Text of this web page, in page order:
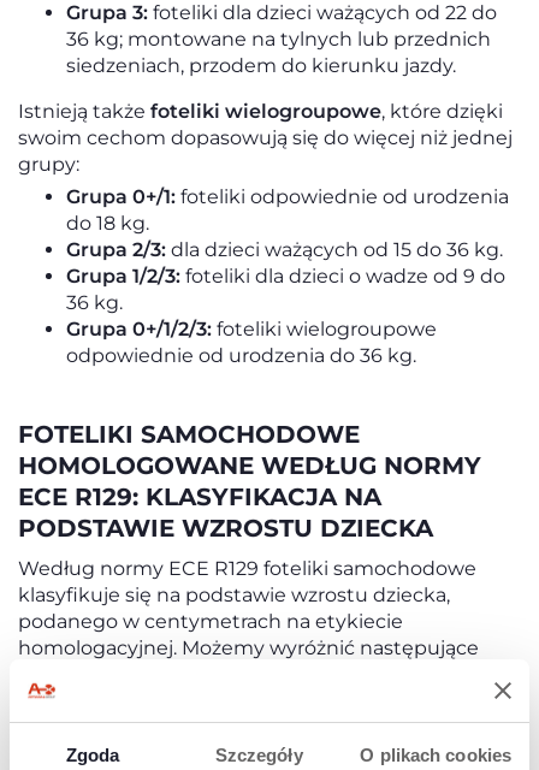
Zgoda Szczegóły O plikach cookies
Grupa 3: foteliki dla dzieci ważących od 22 do
36 kg; montowane na tylnych lub przednich
siedzeniach, przodem do kierunku jazdy.
Istnieją także foteliki wielogroupowe, które dzięki
swoim cechom dopasowują się do więcej niż jednej
grupy:
Grupa 0+/1: foteliki odpowiednie od urodzenia
do 18 kg.
Grupa 2/3: dla dzieci ważących od 15 do 36 kg.
Grupa 1/2/3: foteliki dla dzieci o wadze od 9 do
36 kg.
Grupa 0+/1/2/3: foteliki wielogroupowe
odpowiednie od urodzenia do 36 kg.
FOTELIKI SAMOCHODOWE
HOMOLOGOWANE WEDŁUG NORMY
ECE R129: KLASYFIKACJA NA
PODSTAWIE WZROSTU DZIECKA
Według normy ECE R129 foteliki samochodowe
klasyfikuje się na podstawie wzrostu dziecka,
podanego w centymetrach na etykiecie
homologacyjnej. Możemy wyróżnić następujące
Nosidełka (ovetti) homologowane dla dzieci o
odpowiadają grupie 0+.